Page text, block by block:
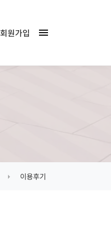
회원가입
이용후기